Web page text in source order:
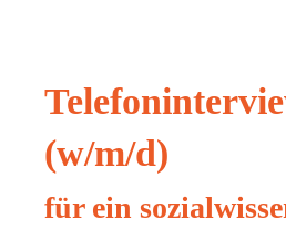
(w/m/d)
für ein